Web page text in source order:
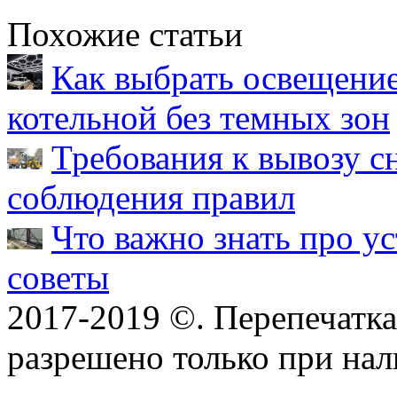
Похожие статьи
Как выбрать
котельной без темных зон
Требования к вывозу
соблюдения правил
Что важно знать про
советы
2017-2019 ©. Перепечатка
разрешено только при